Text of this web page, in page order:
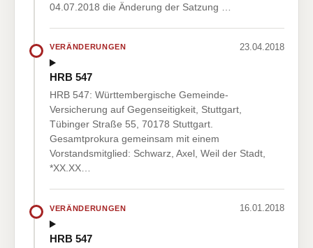
04.07.2018 die Änderung der Satzung …
VERÄNDERUNGEN 23.04.2018
HRB 547
HRB 547: Württembergische Gemeinde-
Versicherung auf Gegenseitigkeit, Stuttgart,
Tübinger Straße 55, 70178 Stuttgart.
Gesamtprokura gemeinsam mit einem
Vorstandsmitglied: Schwarz, Axel, Weil der Stadt,
*XX.XX…
VERÄNDERUNGEN 16.01.2018
HRB 547